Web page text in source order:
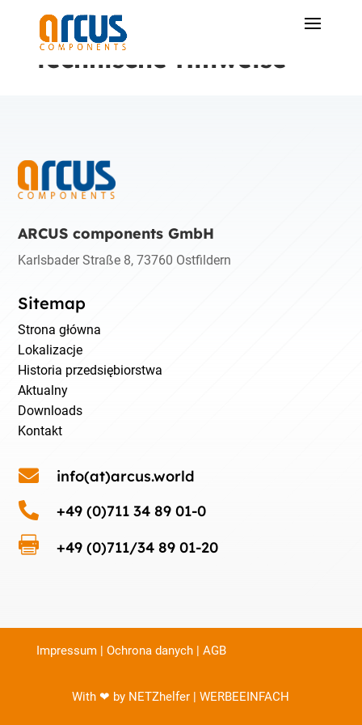
technische Hinweise
ARCUS components GmbH
Karlsbader Straße 8, 73760 Ostfildern
Sitemap
Strona główna
Lokalizacje
Historia przedsiębiorstwa
Aktualny
Downloads
Kontakt
 info(at)arcus.world
 +49 (0)711 34 89 01-0
 +49 (0)711/34 89 01-20
Impressum| Ochrona danych| AGB
With ❤ by NETZhelfer | WERBEEINFACH